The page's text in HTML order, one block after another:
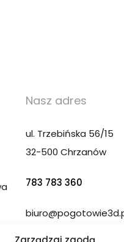
Nasz adres
ul. Trzebińska 56/15
32-500 Chrzanów
783 783 360